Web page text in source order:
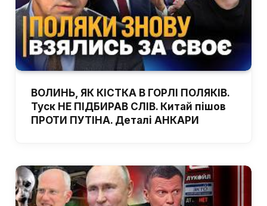
ВОЛИНЬ, ЯК КІСТКА В ГОРЛІ ПОЛЯКІВ.
Туск НЕ ПІДБИРАВ СЛІВ. Китай пішов
ПРОТИ ПУТІНА. Деталі АНКАРИ